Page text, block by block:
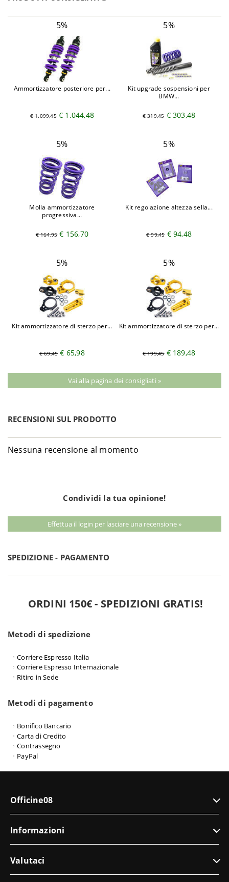
5%
Ammortizzatore posteriore per...
€ 1.099,45 € 1.044,48
5%
Kit upgrade sospensioni per
BMW...
€ 319,45 € 303,48
5%
Molla ammortizzatore
progressiva...
€ 164,95 € 156,70
5%
Kit regolazione altezza sella...
€ 99,45 € 94,48
5%
Kit ammortizzatore di sterzo per...
€ 69,45 € 65,98
5%
Kit ammortizzatore di sterzo per...
€ 199,45 € 189,48
Vai alla pagina dei consigliati »
RECENSIONI SUL PRODOTTO
Nessuna recensione al momento
Condividi la tua opinione!
Effettua il login per lasciare una recensione »
SPEDIZIONE - PAGAMENTO
ORDINI 150€ - SPEDIZIONI GRATIS!
Metodi di spedizione
Corriere Espresso Italia
Corriere Espresso Internazionale
Ritiro in Sede
Metodi di pagamento
Bonifico Bancario
Carta di Credito
Contrassegno
PayPal
Officine08
Informazioni
Valutaci